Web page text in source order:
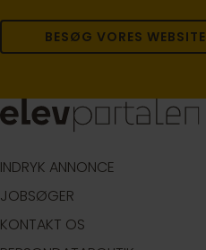
BESØG VORES WEBSITE
INDRYK ANNONCE
JOBSØGER
KONTAKT OS